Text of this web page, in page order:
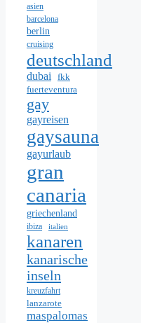
asien
barcelona
berlin
cruising
deutschland
dubai
fkk
fuerteventura
gay
gayreisen
gaysauna
gayurlaub
gran
canaria
griechenland
ibiza italien
kanaren
kanarische
inseln
kreuzfahrt
lanzarote
maspalomas